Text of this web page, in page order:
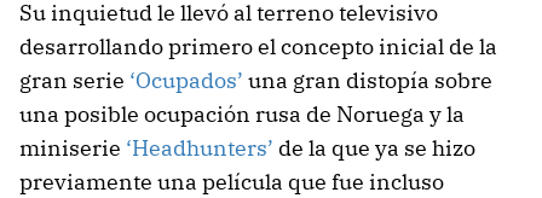
Su inquietud le llevó al terreno televisivo
desarrollando primero el concepto inicial de la
gran serie ‘Ocupados’ una gran distopía sobre
una posible ocupación rusa de Noruega y la
miniserie ‘Headhunters’ de la que ya se hizo
previamente una película que fue incluso